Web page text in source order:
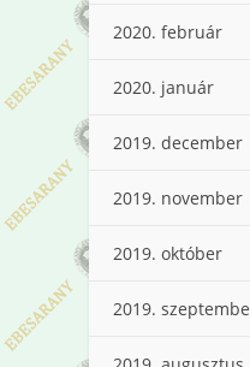
2020. február
2020. január
2019. december
2019. november
2019. október
2019.